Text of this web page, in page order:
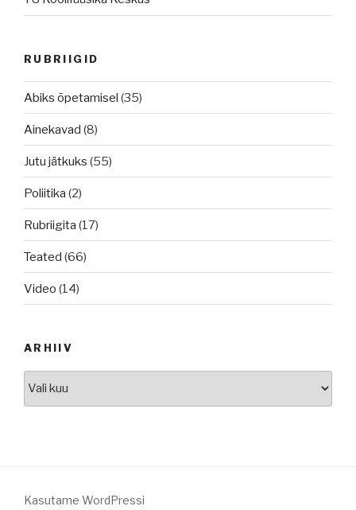
RUBRIIGID
Abiks õpetamisel (35)
Ainekavad (8)
Jutu jätkuks (55)
Poliitika (2)
Rubriigita (17)
Teated (66)
Video (14)
ARHIIV
Kasutame WordPressi